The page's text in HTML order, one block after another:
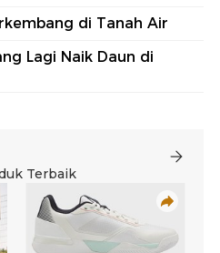
di Tanah Air
Lagi Naik Daun di